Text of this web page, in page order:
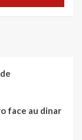
face au dinar